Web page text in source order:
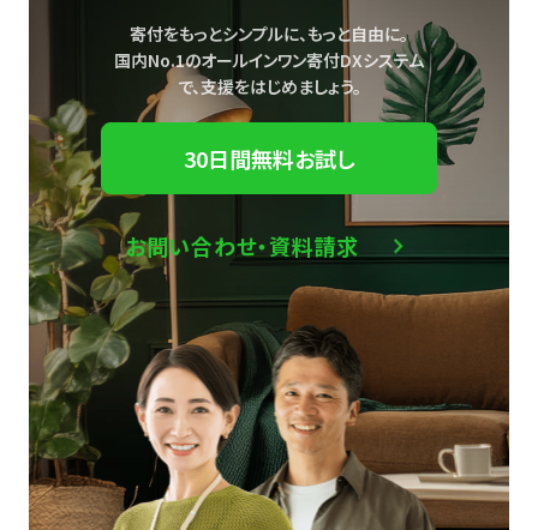
寄付をもっとシンプルに、もっと自由に。
国内No.1のオールインワン寄付DXシステム
で、支援をはじめましょう。
30日間無料お試し
お問い合わせ・資料請求